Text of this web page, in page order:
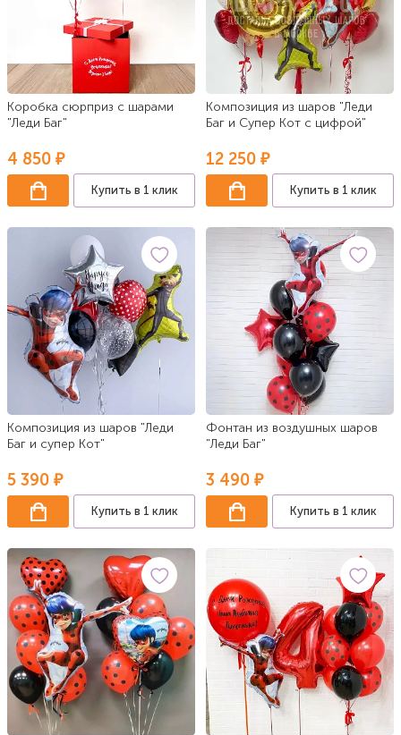
Коробка сюрприз с шарами
"Леди Баг"
4 850 ₽
Купить в 1 клик
Композиция из шаров "Леди
Баг и Супер Кот с цифрой"
12 250 ₽
Купить в 1 клик
Композиция из шаров "Леди
Баг и супер Кот"
5 390 ₽
Купить в 1 клик
Фонтан из воздушных шаров
"Леди Баг"
3 490 ₽
Купить в 1 клик